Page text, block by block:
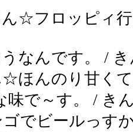
☆フロッピィ
なんです。 / き
ほんのり甘く
味で～す。 / き
ゴでビールっす